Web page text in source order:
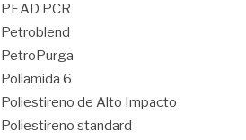
PEAD PCR
Petroblend
PetroPurga
Poliamida 6
Poliestireno de Alto Impacto
Poliestireno standard